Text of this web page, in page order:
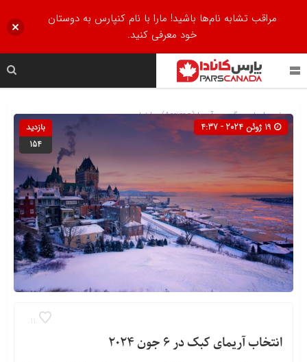
صفحه اصلی» گروه »آریما (Arrima) »اخبار
بازدید
154
11
انتخاب آریمای کبک در 6 جون 2024
مراقب تشابه نام‌ها باشید! مارا با نام کنپارس به دوستان
خود معرفی کنید.